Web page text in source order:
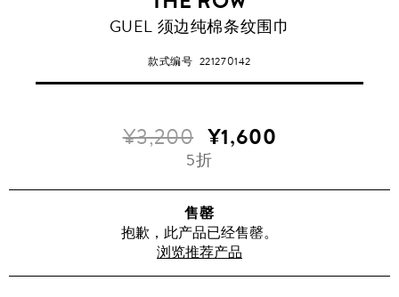
GUEL 须边纯棉条纹围巾
款式编号 221270142
¥3,200 ¥1,600
5折
售罄
抱歉，此产品已经售罄。
浏览推荐产品